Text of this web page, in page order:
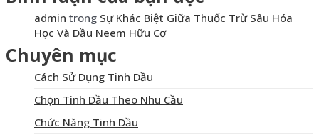
admin trong Sự Khác Biệt Giữa Thuốc Trừ Sâu Hóa
Học Và Dầu Neem Hữu Cơ
Chuyên mục
Cách Sử Dụng Tinh Dầu
Chọn Tinh Dầu Theo Nhu Cầu
Chức Năng Tinh Dầu